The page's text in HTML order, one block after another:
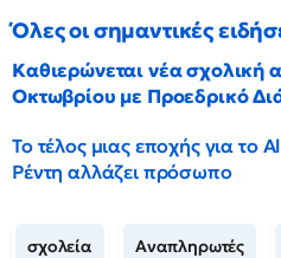
Όλες οι σημαντικές
Καθιερώνεται νέα σχολική
Οκτωβρίου με Προεδρικό
Το τέλος μιας εποχής για το
Ρέντη αλλάζει πρόσωπο
σχολεία Αναπληρωτές